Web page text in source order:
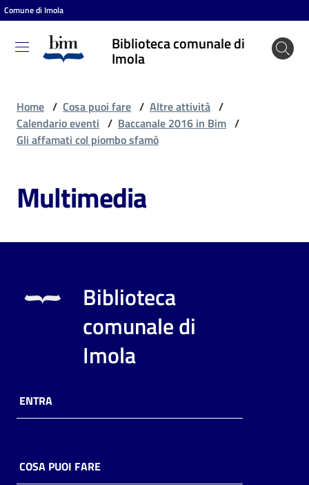
Vai al contenuto
Vai alla navigazione
Vai al footer
Comune di Imola
Biblioteca comunale di
Imola
Biblioteca
comunale
Cosa
fare
Scopri
online
Home / Cosa puoi fare / Altre attività /
Calendario eventi / Baccanale 2016 in Bim /
Gli affamati col piombo sfamò
Multimedia
Biblioteca
comunale di
Imola
ENTRA
COSA PUOI FARE